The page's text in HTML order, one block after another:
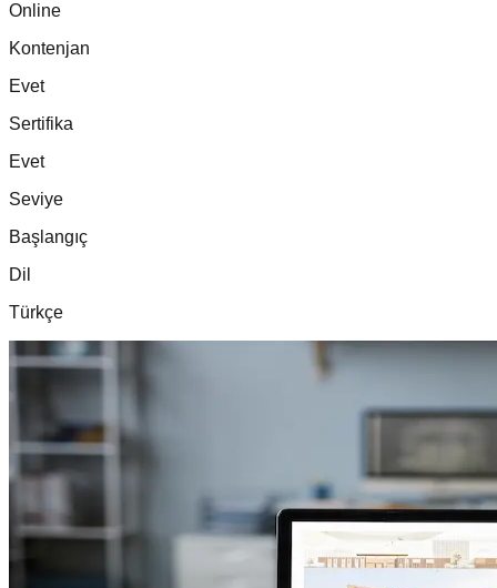
Online
Kontenjan
Evet
Sertifika
Evet
Seviye
Başlangıç
Dil
Türkçe